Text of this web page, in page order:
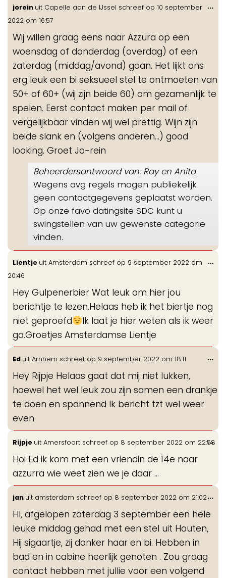
jorein uit Capelle aan de IJssel schreef op 10 september
2022 om 16:57
Wij willen graag eens naar Azzura op een
woensdag of donderdag (overdag) of een
zaterdag (middag/avond) gaan. Het lijkt ons
erg leuk een bi seksueel stel te ontmoeten van
50+ of 60+ (wij zijn beide 60) om gezamenlijk te
spelen. Eerst contact maken per mail of
vergelijkbaar vinden wij wel prettig. Wijn zijn
beide slank en (volgens anderen...) good
looking. Groet Jo-rein
Beheerdersantwoord van: Ray en Anita
Wegens avg regels mogen publiekelijk
geen contactgegevens geplaatst worden.
Op onze favo datingsite SDC kunt u
swingstellen van uw gewenste categorie
vinden.
...
Lientje uit Amsterdam schreef op 9 september 2022 om
20:46
Hey Gulpenerbier Wat leuk om hier jou
berichtje te lezen.Helaas heb ik het biertje nog
niet geproefd
Ik laat je hier weten als ik weer
ga.Groetjes Amsterdamse Lientje
...
Ed uit Arnhem schreef op 9 september 2022 om 18:11
Hey Rijpje Helaas gaat dat mij niet lukken,
hoewel het wel leuk zou zijn samen een drankje
te doen en spannend Ik bericht tzt wel weer
even
...
Rijpje uit Amersfoort schreef op 8 september 2022 om 22:58
Hoi Ed ik kom met een vriendin de 14e naar
azzurra wie weet zien we je daar ...
...
jan uit amsterdam schreef op 8 september 2022 om 21:02
HI, afgelopen zaterdag 3 september een hele
leuke middag gehad met een stel uit Houten,
Hij sigaartje, zij donker haar en bi. Hebben in
bad en in cabine heerlijk genoten . Zou graag
contact hebben met jullie voor een volgend
...